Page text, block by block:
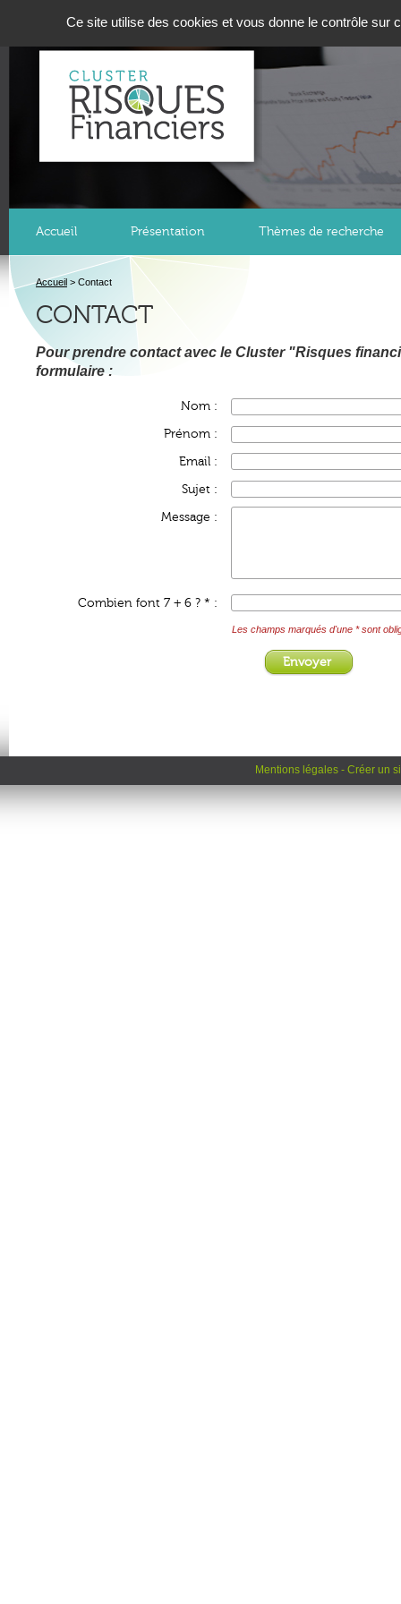
Accueil Présentation Thèmes de recherche
Accueil > Contact
CONTACT
Pour prendre contact avec le Cluster "Risques
formulaire :
Nom :
Prénom :
Email :
Sujet :
Message :
Combien font 7 + 6 ? * :
Les champs marqués d'une * sont
Mentions légales - Créer un
Ce site utilise des cookies et vous donne le contrôle sur